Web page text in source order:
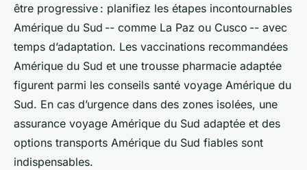
être progressive : planifiez les étapes incontournables
Amérique du Sud -- comme La Paz ou Cusco -- avec
temps d’adaptation. Les vaccinations recommandées
Amérique du Sud et une trousse pharmacie adaptée
figurent parmi les conseils santé voyage Amérique du
Sud. En cas d’urgence dans des zones isolées, une
assurance voyage Amérique du Sud adaptée et des
options transports Amérique du Sud fiables sont
indispensables.